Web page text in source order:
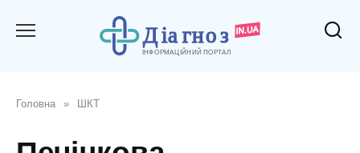
Головна » ШКТ